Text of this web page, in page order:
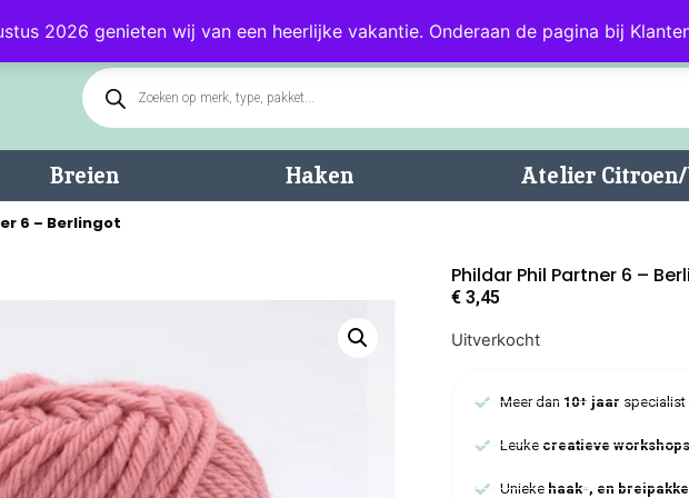
2026 genieten wij van een heerlijke vakantie. Onderaan de pagina bij
Blog Klantenservice
Breien Haken Atelier
6 – Berlingot
Phildar Phil Partner 6 –
€ 3,45
Uitverkocht
Meer dan 10+ jaar specialist
Leuke creatieve workshops
Uniekehaak-, en